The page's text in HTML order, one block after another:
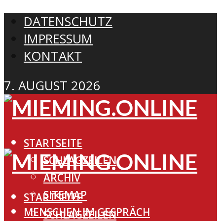
DATENSCHUTZ
IMPRESSUM
KONTAKT
7. AUGUST 2026
STARTSEITE
SCHLAGZEILEN
ARCHIV
SITEMAP
MENSCHEN IM GESPRÄCH
STARTSEITE
SCHLAGZEILEN